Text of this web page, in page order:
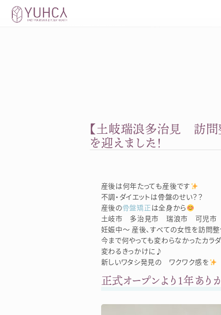
Skip
【土岐瑞浪多治見 訪問
を迎えました！
産後は何年たっても産後です
不調・ダイエットは骨盤のせい？？
産後の骨盤矯正は全身から
土岐市 多治見市 瑞浪市 可児市
妊娠中～ 産後、すべての女性を訪問整
今まで何やっても変わらなかったカラ
変わるきっかけに♪
新しいワタシ発見の ワクワク感を
正式オープンより1年あり